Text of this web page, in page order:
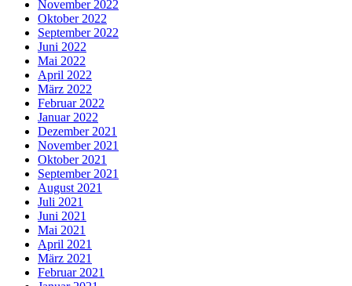
November 2022
Oktober 2022
September 2022
Juni 2022
Mai 2022
April 2022
März 2022
Februar 2022
Januar 2022
Dezember 2021
November 2021
Oktober 2021
September 2021
August 2021
Juli 2021
Juni 2021
Mai 2021
April 2021
März 2021
Februar 2021